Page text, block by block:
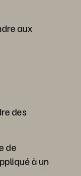
aux
des
de
à un